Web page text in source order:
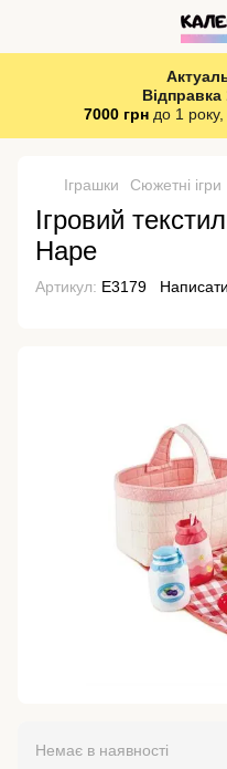
Відправка
7000 грндо 1 року,
Іграшки Сюжетні ігри
Ігровий
Hape
Артикул: E3179 Написати
Немає в наявності